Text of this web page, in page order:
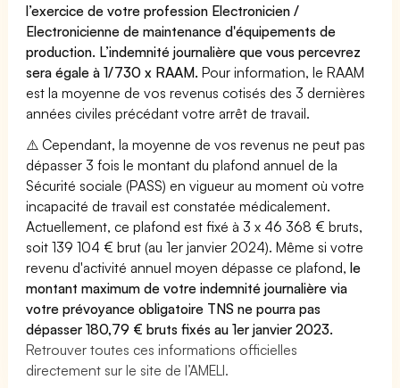
l’exercice de votre profession Electronicien /
Electronicienne de maintenance d'équipements de
production. L’indemnité journalière que vous percevrez
sera égale à 1/730 x RAAM. Pour information, le RAAM
est la moyenne de vos revenus cotisés des 3 dernières
années civiles précédant votre arrêt de travail.
⚠️ Cependant, la moyenne de vos revenus ne peut pas
dépasser 3 fois le montant du plafond annuel de la
Sécurité sociale (PASS) en vigueur au moment où votre
incapacité de travail est constatée médicalement.
Actuellement, ce plafond est fixé à 3 x 46 368 € bruts,
soit 139 104 € brut (au 1er janvier 2024). Même si votre
revenu d'activité annuel moyen dépasse ce plafond,le
montant maximum de votre indemnité journalière via
votre prévoyance obligatoire TNS ne pourra pas
dépasser 180,79 € bruts fixés au 1er janvier 2023.
Retrouver toutes ces informations officielles
directement sur le site de l’AMELI.